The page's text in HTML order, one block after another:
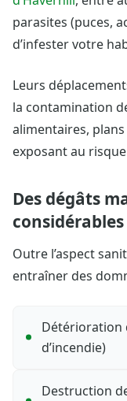
parasites (puces,
d’infester votre
Leurs
la contamination
alimentaires,
exposant au
Des dégâts
considérables
Outre l’aspect
entraîner des
Détérioration
d’incendie)
Destruction